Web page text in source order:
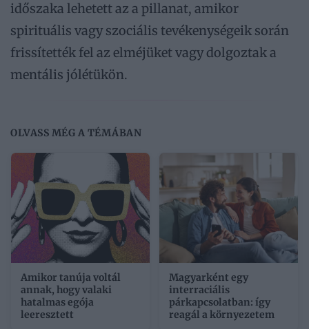
időszaka lehetett az a pillanat, amikor
spirituális vagy szociális tevékenységeik során
frissítették fel az elméjüket vagy dolgoztak a
mentális jólétükön.
OLVASS MÉG A TÉMÁBAN
Amikor tanúja voltál
annak, hogy valaki
hatalmas egója
leeresztett
Magyarként egy
interraciális
párkapcsolatban: így
reagál a környezetem